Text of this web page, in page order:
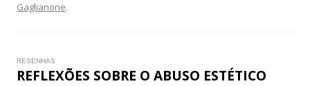
Gaglianone.
RESENHAS
REFLEXÕES SOBRE O ABUSO ESTÉTICO